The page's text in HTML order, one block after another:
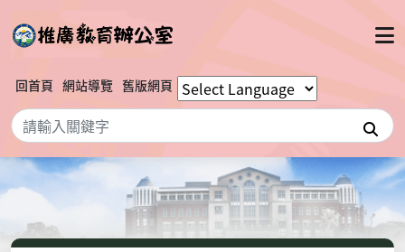
回首頁 網站導覽 舊版網頁
搜尋